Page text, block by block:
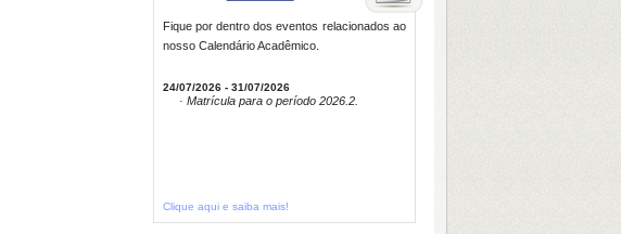
Fique por dentro dos eventos relacionados ao
nosso Calendário Acadêmico.
24/07/2026 - 31/07/2026
· Matrícula para o período 2026.2.
Clique aqui e saiba mais!